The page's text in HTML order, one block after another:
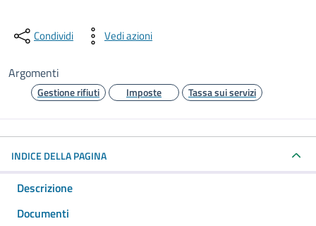
Condividi Vedi azioni
Argomenti
Gestione rifiuti Imposte Tassa sui servizi
INDICE DELLA PAGINA
Descrizione
Documenti